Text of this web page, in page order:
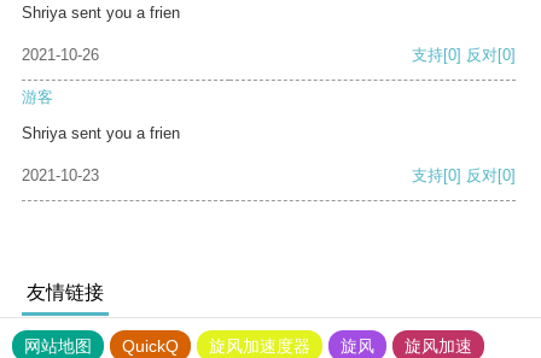
Shriya sent you a frien
2021-10-26 支持[0] 反对[0]
游客
Shriya sent you a frien
2021-10-23 支持[0] 反对[0]
友情链接
网站地图 QuickQ 旋风加速度器 旋风
旋风加速